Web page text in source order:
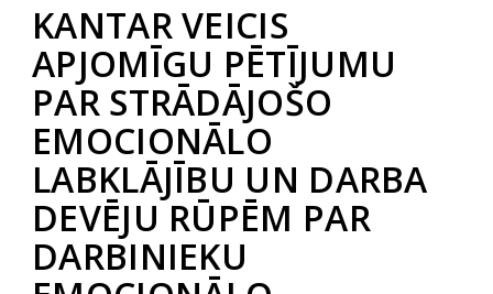
KANTAR VEICIS
APJOMĪGU PĒTĪJUMU
PAR STRĀDĀJOŠO
EMOCIONĀLO
LABKLĀJĪBU UN DARBA
DEVĒJU RŪPĒM PAR
DARBINIEKU